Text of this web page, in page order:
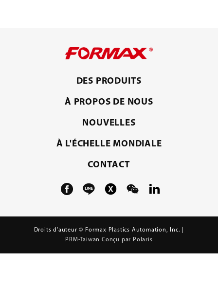
DES PRODUITS
À PROPOS DE NOUS
NOUVELLES
À L'ÉCHELLE MONDIALE
CONTACT
Droits d'auteur © Formax Plastics Automation, Inc. |
PRM-Taiwan Conçu par Polaris